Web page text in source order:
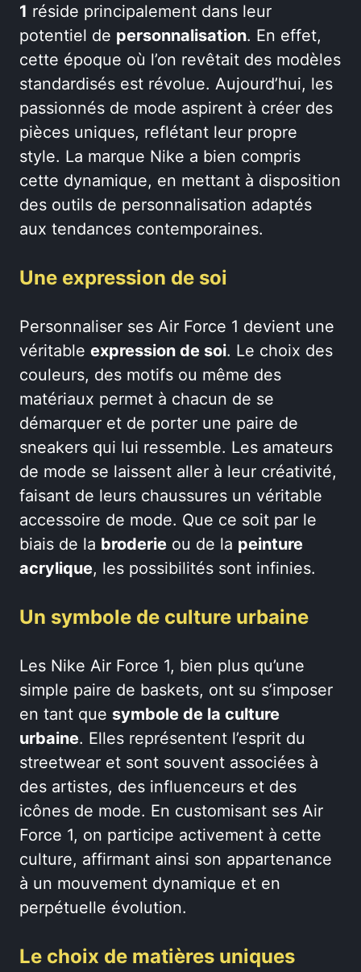
1 réside principalement dans leur
potentiel de personnalisation. En effet,
cette époque où l’on revêtait des modèles
standardisés est révolue. Aujourd’hui, les
passionnés de mode aspirent à créer des
pièces uniques, reflétant leur propre
style. La marque Nike a bien compris
cette dynamique, en mettant à disposition
des outils de personnalisation adaptés
aux tendances contemporaines.
Une expression de soi
Personnaliser ses Air Force 1 devient une
véritable expression de soi. Le choix des
couleurs, des motifs ou même des
matériaux permet à chacun de se
démarquer et de porter une paire de
sneakers qui lui ressemble. Les amateurs
de mode se laissent aller à leur créativité,
faisant de leurs chaussures un véritable
accessoire de mode. Que ce soit par le
biais de la broderie ou de la peinture
acrylique, les possibilités sont infinies.
Un symbole de culture urbaine
Les Nike Air Force 1, bien plus qu’une
simple paire de baskets, ont su s’imposer
en tant que symbole de la culture
urbaine. Elles représentent l’esprit du
streetwear et sont souvent associées à
des artistes, des influenceurs et des
icônes de mode. En customisant ses Air
Force 1, on participe activement à cette
culture, affirmant ainsi son appartenance
à un mouvement dynamique et en
perpétuelle évolution.
Le choix de matières uniques